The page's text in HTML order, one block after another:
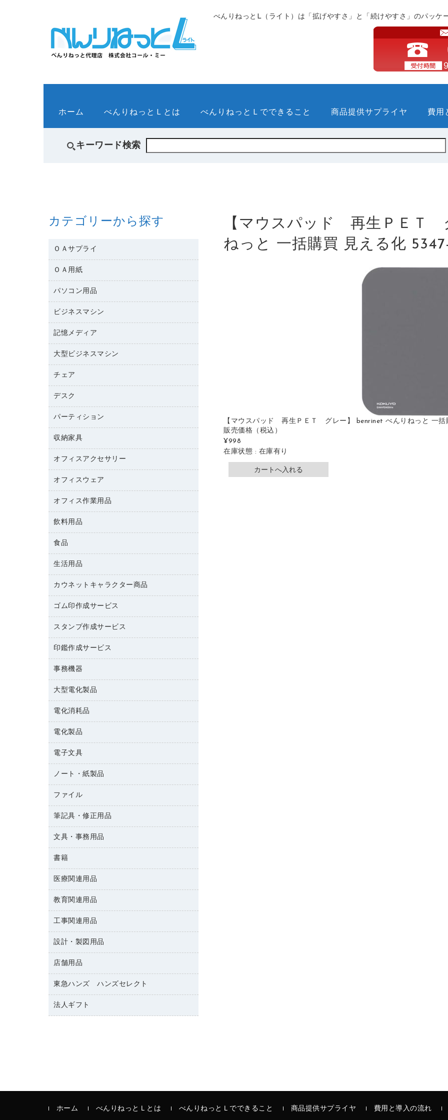
べんりねっとL（ライト）は「拡げやすさ」と「続けやすさ」のパッケ
ホーム べんりねっとＬとは べんりねっとＬでできること 商品提供サプライヤ 費用
キーワード検索
【マウスパッド 再生ＰＥＴ
ねっと 一括購買 見える化
【マウスパッド 再生ＰＥＴ グレー】 benrinet べんりねっと 一括
販売価格 （税込）
¥998
在庫状態 : 在庫有り
カテゴリーから探す
ＯＡサプライ
互換インクカートリッジ
リサイクルトナー（リターン方式）
リサイクルトナー（プール方式）
リサイクルインクカートリッジ
ファクシミリトナー
トナーカートリッジ
コピートナー
ＯＡ用紙
名刺用紙
ワープロ用紙
ラベル用紙
プロッター用紙
ハガキ用紙
その他コピー用紙・プリンタ用紙
コピー用紙
パソコン用品
パソコン周辺機器
マウスパッド
マウス
パソコンバッグ／収納用品
ネットワーク／ＬＡＮ機器
ネットワーク／ＬＡＮアクセサリー
セキュリティ用品
ＵＳＢハブ／ＵＳＢアクセサリー
ＯＡフィルター
ＯＡクリーナー／エアダスター
ＬＡＮケーブル
ＨＤＤ／ＳＳＤ
ディスプレイモニター
ビジネスマシン
電話機
レーザープリンタ／複合機
メモリーカード
プロジェクタ
ファクシミリ
デジタルカメラ
スキャナー
コピー機
記憶メディア
ブルーレイディスク
ＣＤ－ＲＷ
ＣＤ－Ｒ
メディア収納用品
大型ビジネスマシン
プリンタ
チェア
応接イス・ベンチ
オフィスチェア
デスク
ミーティングテーブル
デスク
カウンター
パーティション
ホワイトボード・黒板
収納家具
保管庫・書庫
ロッカー・下駄箱
その他収納
オフィスアクセサリー
オフィスアクセサリー
オフィスウェア
医療・介護・ワーキングウェア
ブラウス・シャツ
アウター
オフィス作業用品
養生用品
防災用備蓄食品・飲料
台車・脚立
倉庫収納用品
作業用雑貨
梱包用品
梱包用テープ
園芸用品
ペット用品
飲料用品
緑茶飲料
茶葉・インスタント
紅茶・バラエティ飲料
レギュラーコーヒー
ミルク・シュガー
ソフトドリンク
コーヒーメーカー・備品
インスタントコーヒー
食品
食品
生活用品
浴室用品
台所用洗剤
掃除用品
掃除用洗剤
洗濯用品
消臭・芳香剤
殺虫剤
飲食用消耗品
ハンドソープ・石鹸
トイレ用品
トイレ用洗剤
ティッシュペーパー
ダストボックス
タオル・アメニティ用品
スリッパ・サンダル・シューズ
スポーツ・レジャー用品
ゴミ袋
キッチン用品
カウネットキャラクター商品
カウネットキャラクター商品
ゴム印作成サービス
ゴム印作成サービス
ゴム印（一行印）作成サービス
ゴム印（フリーサイズ印）作成サービス
スタンプ作成サービス
シヤチハタスタンプ作成サービス
カウネットスタンプ作成サービス
印鑑作成サービス
印鑑作成サービス
事務機器
大型シュレッダー（共配）
レーザーポインター
ラミネートフィルム
ラミネータ
タイムレコーダー
シュレッダ
ＯＨＰ用品
大型電化製品
冷蔵庫・キッチン・調理家電
テレビ・ＡＶ機器
電化消耗品
電球・蛍光灯
乾電池・充電池
フィルム・カメラ用品
デスクライト
アルバム
懐中電灯・ライト
電化製品
掃除機・クリーナー
空調・季節家電
その他電化製品
キッチン・調理家電
ＯＡタップ／延長コード
電子文具
電卓
ラベルテープ
その他電子文具
ノート・紙製品
封筒
伝票
典礼用品
帳簿
額縁
各種用紙
ルーズリーフ
ファイル
名刺整理用品
板目表紙・綴込表紙
背幅が伸びるファイル
統一伝票用ファイル
収納保存用品
レターファイル
リングファイル
プレゼン用ファイル
ファイルボックス
パイプ式ファイル
その他ファイル
カードケース
筆記具・修正用品
万年筆
消しゴム
修正液・修正ペン
修正テープ
鉛筆
マーキングペン（油性）
マーキングペン（水性）
ボールペン（油性）
文具・事務用品
輪ゴム
両面テープ
名札
保管・整理用品
壁面／足元収納
備品／小物ケース
透明テープ 事務用
電話台
液体のり
印章用品
書籍
雑誌
パソコンソフト
医療関連用品
保健用品
使い捨て手袋
感染症対策用品
介護用品
医療関連用品
教育関連用品
教育関連用品
工事関連用品
工事関連用品
設計・製図用品
設計・製図用品
店舗用品
店舗運営用品
陳列什器
紙手提げ袋
ＰＯＰ用品
東急ハンズ ハンズセレクト
東急ハンズ
法人ギフト
ホーム べんりねっとＬとは べんりねっとＬでできること 商品提供サプライヤ 費用と導入の流れ